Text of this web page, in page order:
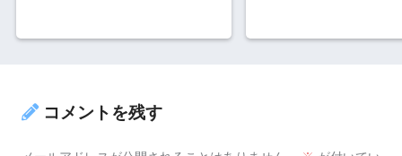
コメントを残す